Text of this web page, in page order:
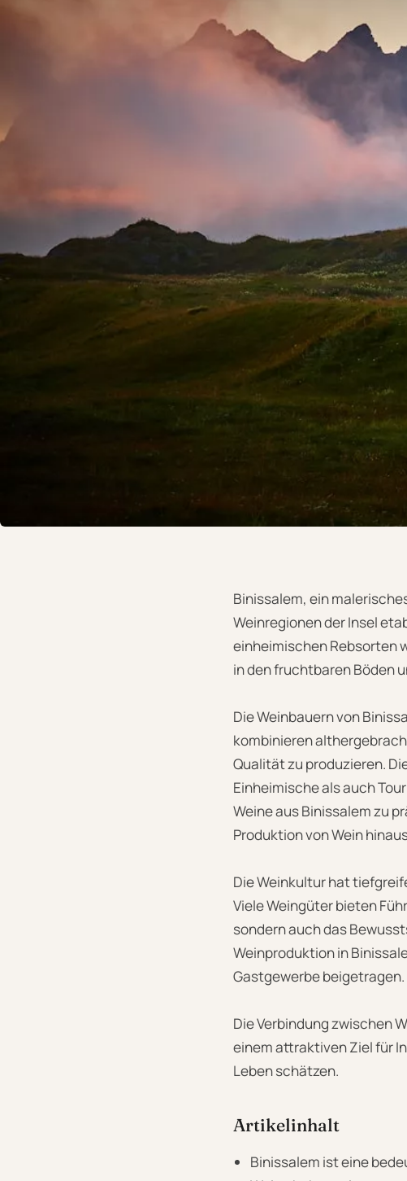
Binissalem, ein
Weinregionen der Insel
einheimischen Rebsorten
in den fruchtbaren Böden
Die Weinbauern von
kombinieren
Qualität zu produzieren.
Einheimische als auch
Weine aus Binissalem zu
Produktion von Wein
Die Weinkultur hat
Viele Weingüter bieten
sondern auch das
Weinproduktion in
Gastgewerbe beigetragen.
Die Verbindung zwischen
einem attraktiven Ziel für
Leben schätzen.
Artikelinhalt
Binissalem ist eine